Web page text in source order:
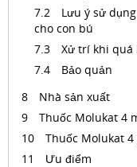
Lưu ý sử
cho con bú
Xử trí khi quá
Bảo quản
Nhà sản xuất
Thuốc Molukat 4
Thuốc Molukat
Ưu điểm